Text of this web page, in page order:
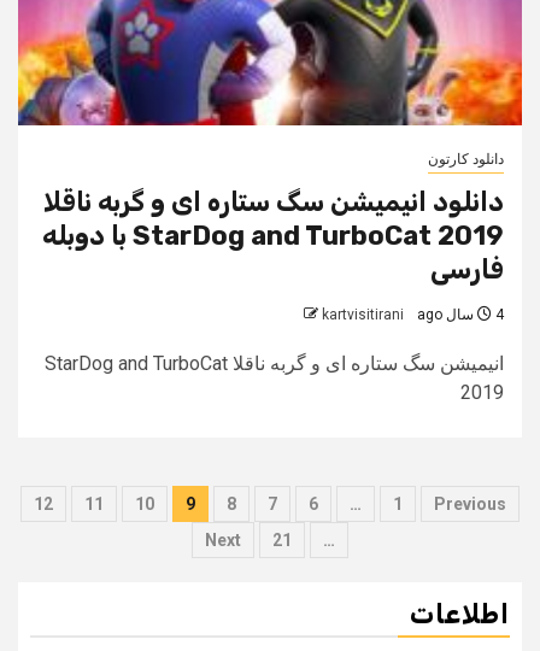
دانلود کارتون
دانلود انیمیشن سگ ستاره ای و گربه ناقلا
StarDog and TurboCat 2019 با دوبله
فارسی
4 سال ago kartvisitirani
انیمیشن سگ ستاره ای و گربه ناقلا StarDog and TurboCat
2019
صفحه‌بندی
Previous
1
…
6
7
8
9
10
11
12
…
21
Next
اطلاعات